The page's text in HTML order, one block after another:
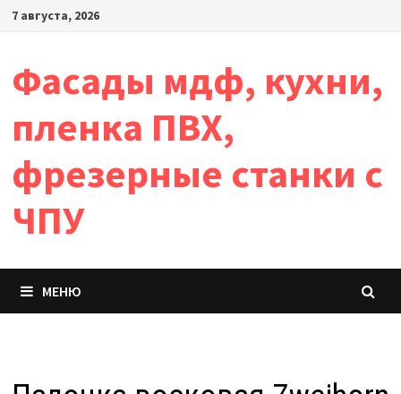
Перейти
7 августа, 2026
Фасады мдф, кухни,
пленка ПВХ,
фрезерные станки с
ЧПУ
МЕНЮ